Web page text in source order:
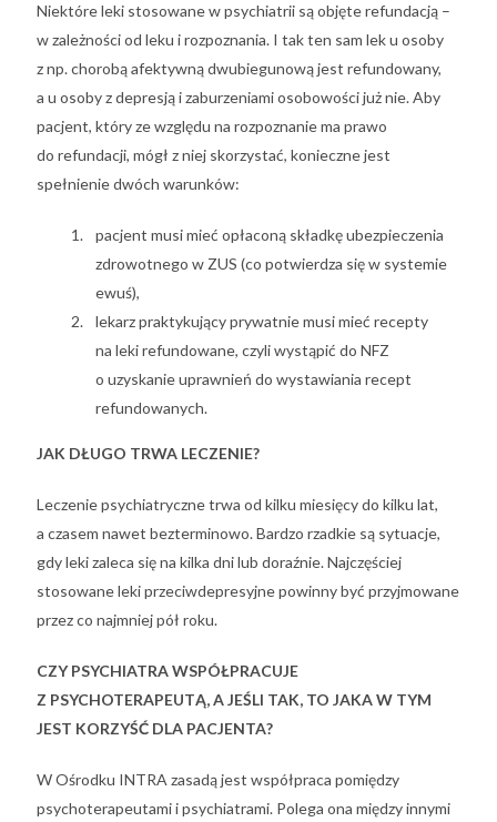
Niektóre leki stosowane w psychiatrii są objęte refundacją –
w zależności od leku i rozpoznania. I tak ten sam lek u osoby
z np. chorobą afektywną dwubiegunową jest refundowany,
a u osoby z depresją i zaburzeniami osobowości już nie. Aby
pacjent, który ze względu na rozpoznanie ma prawo
do refundacji, mógł z niej skorzystać, konieczne jest
spełnienie dwóch warunków:
pacjent musi mieć opłaconą składkę ubezpieczenia
zdrowotnego w ZUS (co potwierdza się w systemie
ewuś),
lekarz praktykujący prywatnie musi mieć recepty
na leki refundowane, czyli wystąpić do NFZ
o uzyskanie uprawnień do wystawiania recept
refundowanych.
JAK DŁUGO TRWA LECZENIE?
Leczenie psychiatryczne trwa od kilku miesięcy do kilku lat,
a czasem nawet bezterminowo. Bardzo rzadkie są sytuacje,
gdy leki zaleca się na kilka dni lub doraźnie. Najczęściej
stosowane leki przeciwdepresyjne powinny być przyjmowane
przez co najmniej pół roku.
CZY PSYCHIATRA WSPÓŁPRACUJE
Z PSYCHOTERAPEUTĄ, A JEŚLI TAK, TO JAKA W TYM
JEST KORZYŚĆ DLA PACJENTA?
W Ośrodku INTRA zasadą jest współpraca pomiędzy
psychoterapeutami i psychiatrami. Polega ona między innymi